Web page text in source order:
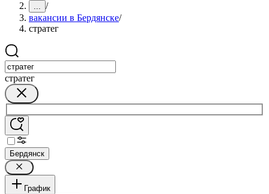
... /
вакансии в Бердянске/
стратег
стратег
Бердянск
График